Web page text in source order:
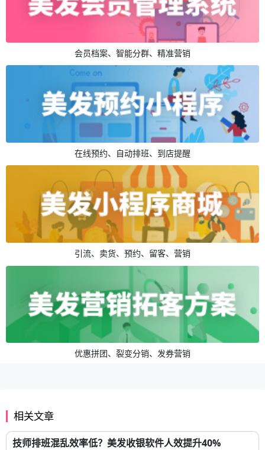
会员档案、智能分群、精准营销
在线预约、自动排班、到店提醒
引流、卖货、预约、留客、营销
优惠拼团、裂变分销、发券营销
相关文章
技师排班混乱效率低？美发收银软件人效提升40%